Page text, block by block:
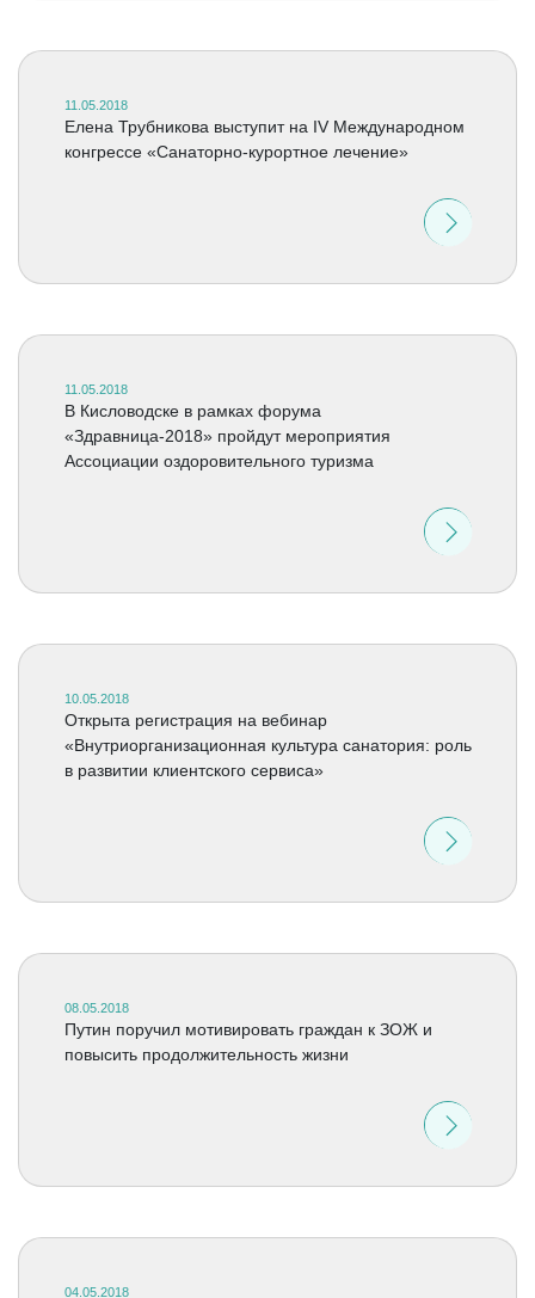
11.05.2018
Елена Трубникова выступит на IV Международном
конгрессе «Санаторно-курортное лечение»
11.05.2018
В Кисловодске в рамках форума
«Здравница-2018» пройдут мероприятия
Ассоциации оздоровительного туризма
10.05.2018
Открыта регистрация на вебинар
«Внутриорганизационная культура санатория: роль
в развитии клиентского сервиса»
08.05.2018
Путин поручил мотивировать граждан к ЗОЖ и
повысить продолжительность жизни
04.05.2018